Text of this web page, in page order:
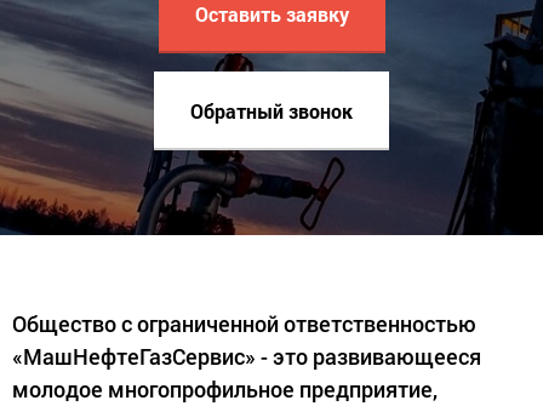
Оставить заявку
Обратный звонок
Общество с ограниченной ответственностью
«МашНефтеГазСервис» - это развивающееся
молодое многопрофильное предприятие,